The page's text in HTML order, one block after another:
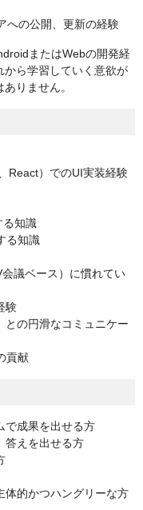
への公開、更新の経験
またはWebの開発経
ら学習していく意欲が
りません。
React）でのUI実装経験
る知識
る知識
議ベース）に慣れてい
験
との円滑なコミュニケー
貢献
で成果を出せる方
答えを出せる方
体的かつハングリーな方